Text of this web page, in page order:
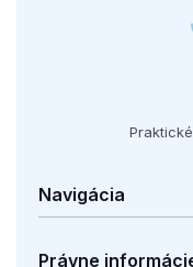
Navigácia
Právne